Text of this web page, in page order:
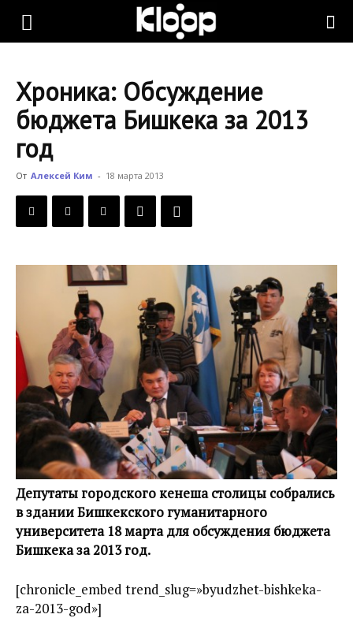
KLOOP.KG
Новости
Кыргызстана
Хроника: Обсуждение
бюджета Бишкека за 2013
год
От Алексей Ким - 18 марта 2013
Депутаты городского кенеша столицы собрались
в здании Бишкекского гуманитарного
университета 18 марта для обсуждения бюджета
Бишкека за 2013 год.
[chronicle_embed trend_slug=»byudzhet-bishkeka-
za-2013-god»]